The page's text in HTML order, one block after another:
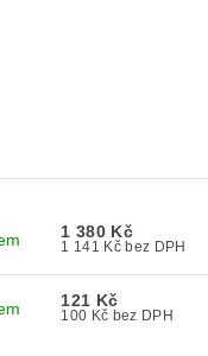
1 380 Kč
1 141 Kč bez DPH
121 Kč
100 Kč bez DPH